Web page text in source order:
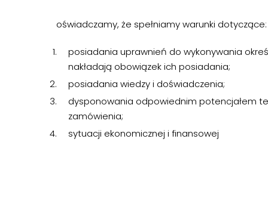
oświadczamy, że spełniamy warunki dotyczące:
posiadania uprawnień do wykonywania
nakładają obowiązek ich posiadania;
posiadania wiedzy i doświadczenia;
dysponowania odpowiednim potencjałem
zamówienia;
sytuacji ekonomicznej i finansowej